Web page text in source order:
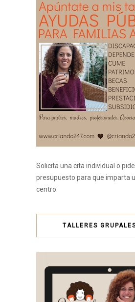
Solicita una cita individual o
presupuesto para que imparta
centro.
TALLERES